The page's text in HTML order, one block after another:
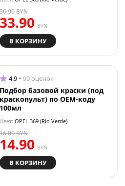
33.90 BYN
36.90BYN
В КОРЗИНУ
4.9 99 оценок
Подбор базовой краски (под
краскопульт) по OEM-коду
100мл
Цвет: OPEL 369 (Rio Verde)
14.90 BYN
16.00BYN
В КОРЗИНУ